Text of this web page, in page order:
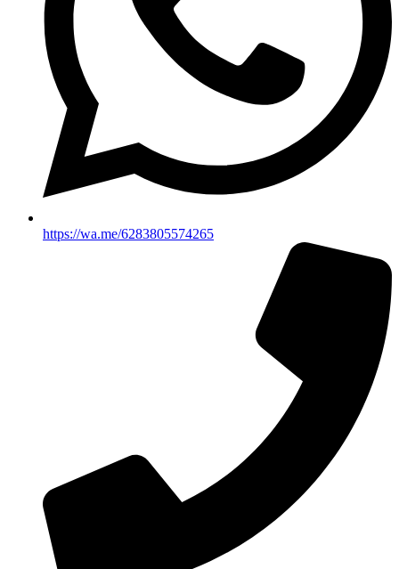
https://wa.me/6283805574265